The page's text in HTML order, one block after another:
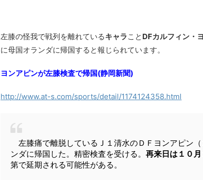
左膝の怪我で戦列を離れているキャラこと DFカルフィン・
に母国オランダに帰国すると報じられています。
ヨンアピンが左膝検査で帰国(静岡新聞)
http://www.at-s.com/sports/detail/1174124358.html
左膝痛で離脱しているＪ１清水のＤＦヨンアピン
ンダに帰国した。精密検査を受ける。 再来日は１０
第で延期される可能性がある。